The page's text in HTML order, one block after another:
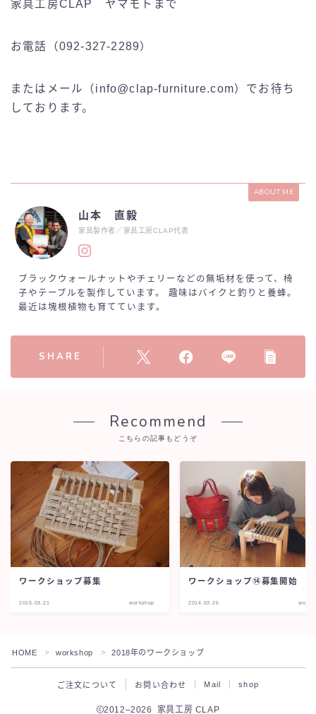
家具工房CLAP ヤマモトまで
お電話（092-327-2289）
またはメール（info@clap-furniture.com）でお待ち
しております。
ABOUT ME
山本 直毅
家具製作者／家具工房CLAP代表
ブラックウォールナットやチェリーなどの無垢材を使って、椅
子やテーブルを製作しています。 趣味はバイクと釣りと養蜂。
最近は塊根植物も育てています。
SHARE
Recommend
こちらの記事もどうぞ
ワークショップ募集
2015.03.21 workshop
ワークショップ⑭募集開始
2014.03.26
HOME ＞ workshop ＞ 2018年のワークショップ
ご注文について お問い合わせ Mail shop
2012–2026 家具工房 CLAP